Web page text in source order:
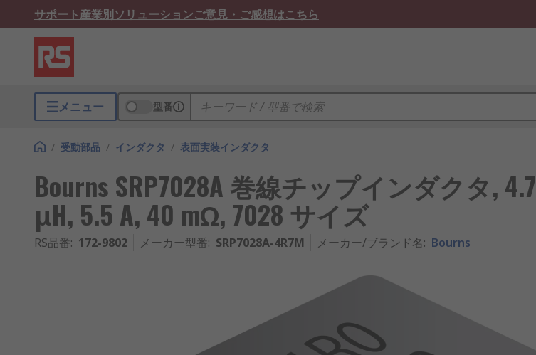
サポート産業別ソリューションご意見・ご感想はこちら
メニュー 型番
/ 受動部品 / インダクタ / 表面実装インダクタ
Bourns SRP7028A 巻線チップインダクタ, 4.7
μH, 5.5 A, 40 mΩ, 7028 サイズ
RS品番: 172-9802 メーカー型番: SRP7028A-4R7M メーカー/ブランド名: Bourns